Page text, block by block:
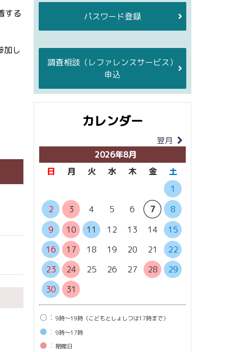
する
加し
パスワード登録
調査相談 （レファレンスサービス）
申込
カレンダー
翌月
2026年8月
日
月 火 水 木 金
土
1
2
3 4 5 6 7
8
9
10 11 12 13 14
15
16
17 18 19 20 21
22
23
24 25 26 27 28
29
30
31
○： 9時〜19時（こどもとしょしつは17時まで）
●： 9時〜17時
●： 閉館⽇